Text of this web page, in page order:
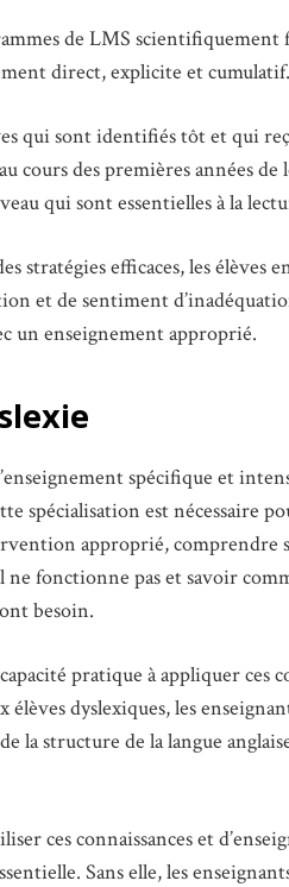
de LMS
direct, explicite et cumulatif.
qui sont identifiés tôt et qui
cours des premières années
qui sont essentielles à la
stratégies efficaces, les
et de sentiment
un enseignement approprié.
spécifique et
spécialisation est nécessaire
approprié,
ne fonctionne pas et savoir
besoin.
pratique à appliquer
élèves dyslexiques, les
la structure de la langue
ces connaissances et
Sans elle, les